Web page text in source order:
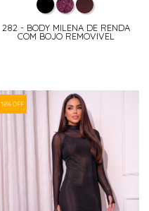
282 - BODY MILENA DE RENDA
COM BOJO REMOVIVEL
18% OFF